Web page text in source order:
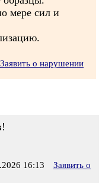
мере сил и
Заявить о нарушении
16:13
Заявить о